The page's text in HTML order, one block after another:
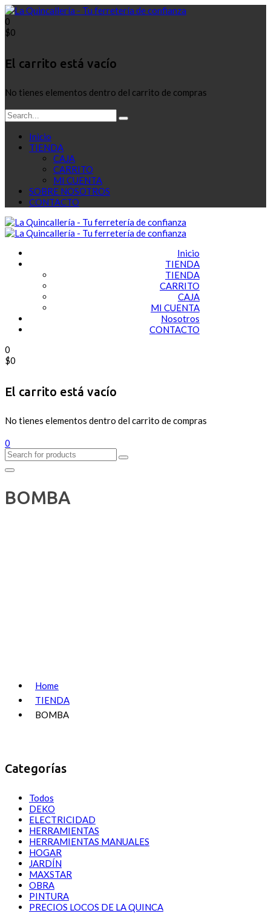
0
$0
El carrito está vacío
No tienes elementos dentro del carrito de compras
Inicio
TIENDA
CAJA
CARRITO
MI CUENTA
SOBRE NOSOTROS
CONTACTO
Inicio
TIENDA
TIENDA
CARRITO
CAJA
MI CUENTA
Nosotros
CONTACTO
0
$0
El carrito está vacío
No tienes elementos dentro del carrito de compras
0
BOMBA
Home
TIENDA
BOMBA
Categorías
Todos
DEKO
ELECTRICIDAD
HERRAMIENTAS
HERRAMIENTAS MANUALES
HOGAR
JARDÍN
MAXSTAR
OBRA
PINTURA
PRECIOS LOCOS DE LA QUINCA